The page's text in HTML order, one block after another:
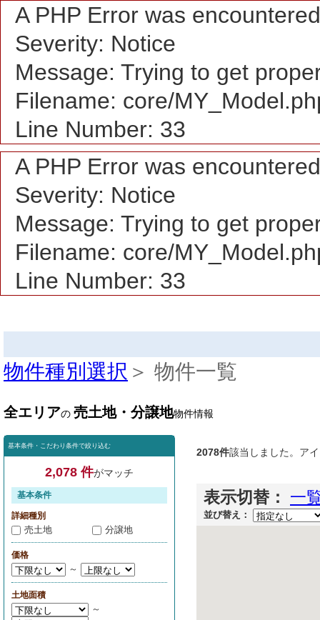
A PHP Error was encountered
Severity: Notice
Message: Trying to get
Filename: core/
Line Number: 33
A PHP Error was encountered
Severity: Notice
Message: Trying to get
Filename: core/
Line Number: 33
物件種別選択 ＞ 物件一覧
全エリアの 売土地・分譲地物件情報
2078件該当しました。ア
表示切替： 一
並び替え：
基本条件・こだわり条件で絞り込む
2,078 件がマッチ
基本条件
詳細種別
売土地 分譲地
価格
～
土地面積
～